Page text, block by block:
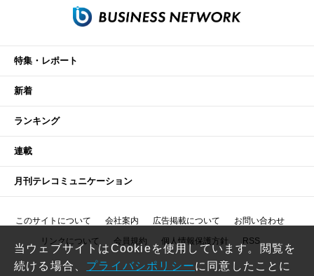
特集・レポート
新着
ランキング
連載
月刊テレコミュニケーション
このサイトについて 会社案内 広告掲載について お問い合わせ
リンクについて 会員規約 個人情報保護方針 RSS
当ウェブサイトはCookieを使用しています。閲覧を
続ける場合、 プライバシポリシーに同意したことに